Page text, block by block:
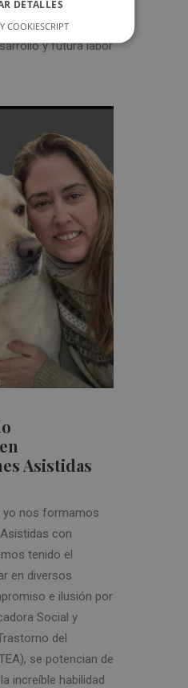
proyecto al que va
unas bases
y futura labor
Asistidas
yo nos formamos
con
tenido el
en diversos
e ilusión por
Social y
del
se potencian de
increíble habilidad
DETALLES
COOKIESCRIPT